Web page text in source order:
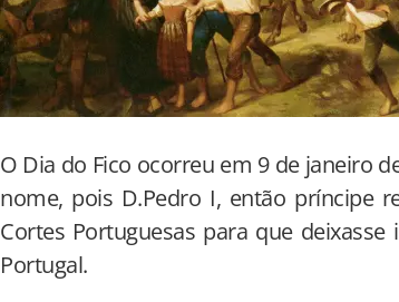
O Dia do Fico ocorreu em 9 de janeiro
nome, pois D.Pedro I, então príncipe
Cortes Portuguesas para que
Portugal.